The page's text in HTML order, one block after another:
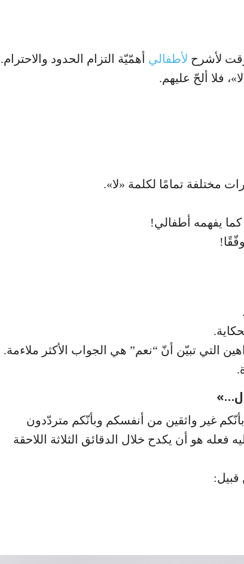
لأشرح لأطفالي أهمّيّة التزام الحدود والاحترام.
فلا ألحّ عليهم.
مختلفة تمامًا لكلمة «لا».
يفهمه أطفالي!
التي تبيّن أنّ “نعم” هي الجواب الأكثر ملاءمة.
غير واثقين من أنفسكم وبأنّكم متردّدون
هو أن يكدح خلال الدقائق الثلاثة اللاحقة